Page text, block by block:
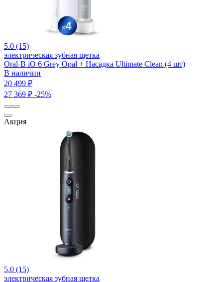
5.0 (15)
электрическая зубная щетка
Oral-B iO 6 Grey Opal + Насадка Ultimate Clean (4 шт)
В наличии
20 499 ₽
27 369 ₽ -25%
Акция
5.0 (15)
электрическая зубная щетка